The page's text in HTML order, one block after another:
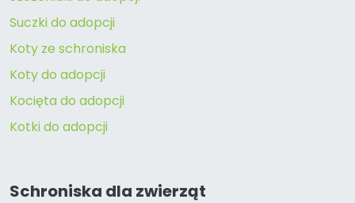
Suczki do adopcji
Koty ze schroniska
Koty do adopcji
Kocięta do adopcji
Kotki do adopcji
Schroniska dla zwierząt